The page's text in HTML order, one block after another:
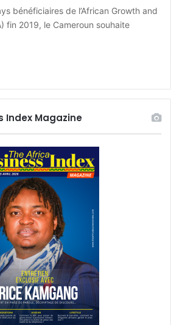
bénéficiaires de l’African Growth and
fin 2019, le Cameroun souhaite
Index Magazine